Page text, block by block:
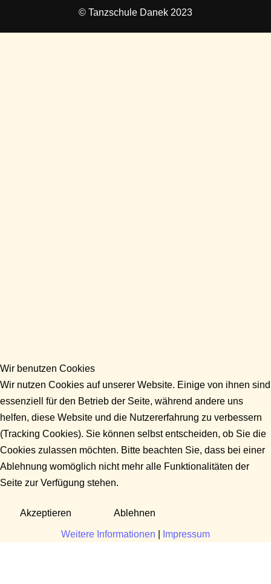
© Tanzschule Danek 2023
Wir benutzen Cookies
Wir nutzen Cookies auf unserer Website. Einige von ihnen sind
essenziell für den Betrieb der Seite, während andere uns
helfen, diese Website und die Nutzererfahrung zu verbessern
(Tracking Cookies). Sie können selbst entscheiden, ob Sie die
Cookies zulassen möchten. Bitte beachten Sie, dass bei einer
Ablehnung womöglich nicht mehr alle Funktionalitäten der
Seite zur Verfügung stehen.
Akzeptieren Ablehnen
Weitere Informationen Impressum